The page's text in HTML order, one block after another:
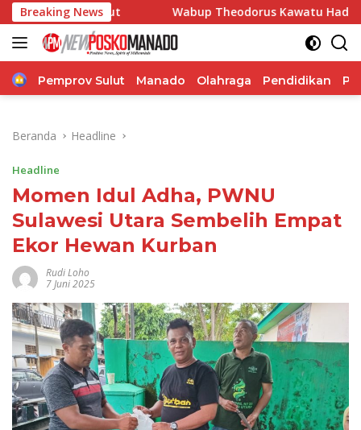
Langsung
ke
konten
Breaking NewsWabup Theodorus Kawatu Hadiri HUT ke-166
Home
Pemprov Sulut Manado Olahraga Pendidikan
Beranda Headline
Headline
Momen Idul Adha, PWNU
Sulawesi Utara Sembelih Empat
Ekor Hewan Kurban
Rudi Loho
7 Juni 2025